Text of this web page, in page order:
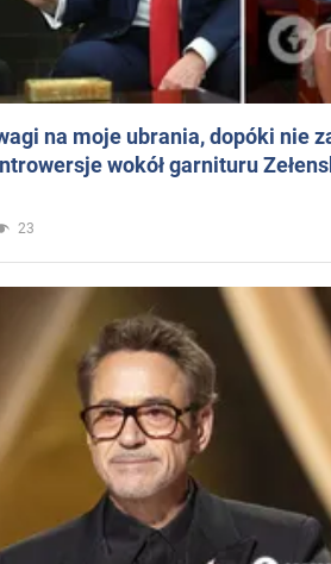
na moje ubrania, dopóki nie
wokół garnituru
23